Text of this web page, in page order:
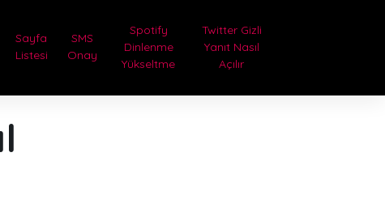
Sayfa
Listesi
SMS
Onay
Spotify
Dinlenme
Yükseltme
Twitter Gizli
Yanıt Nasıl
Açılır